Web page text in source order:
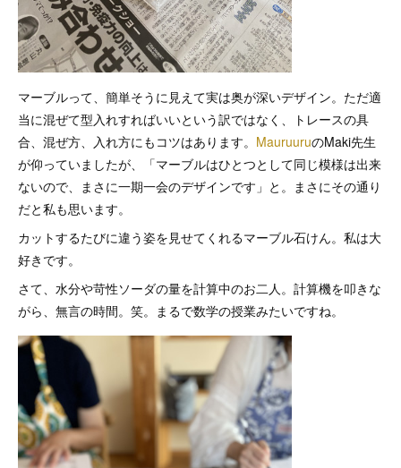
マーブルって、簡単そうに見えて実は奥が深いデザイン。ただ適
当に混ぜて型入れすればいいという訳ではなく、トレースの具
合、混ぜ方、入れ方にもコツはあります。 MauruuruのMaki先生
が仰っていましたが、「マーブルはひとつとして同じ模様は出来
ないので、まさに一期一会のデザインです」と。まさにその通り
だと私も思います。
カットするたびに違う姿を見せてくれるマーブル石けん。私は大
好きです。
さて、水分や苛性ソーダの量を計算中のお二人。計算機を叩きな
がら、無言の時間。笑。まるで数学の授業みたいですね。